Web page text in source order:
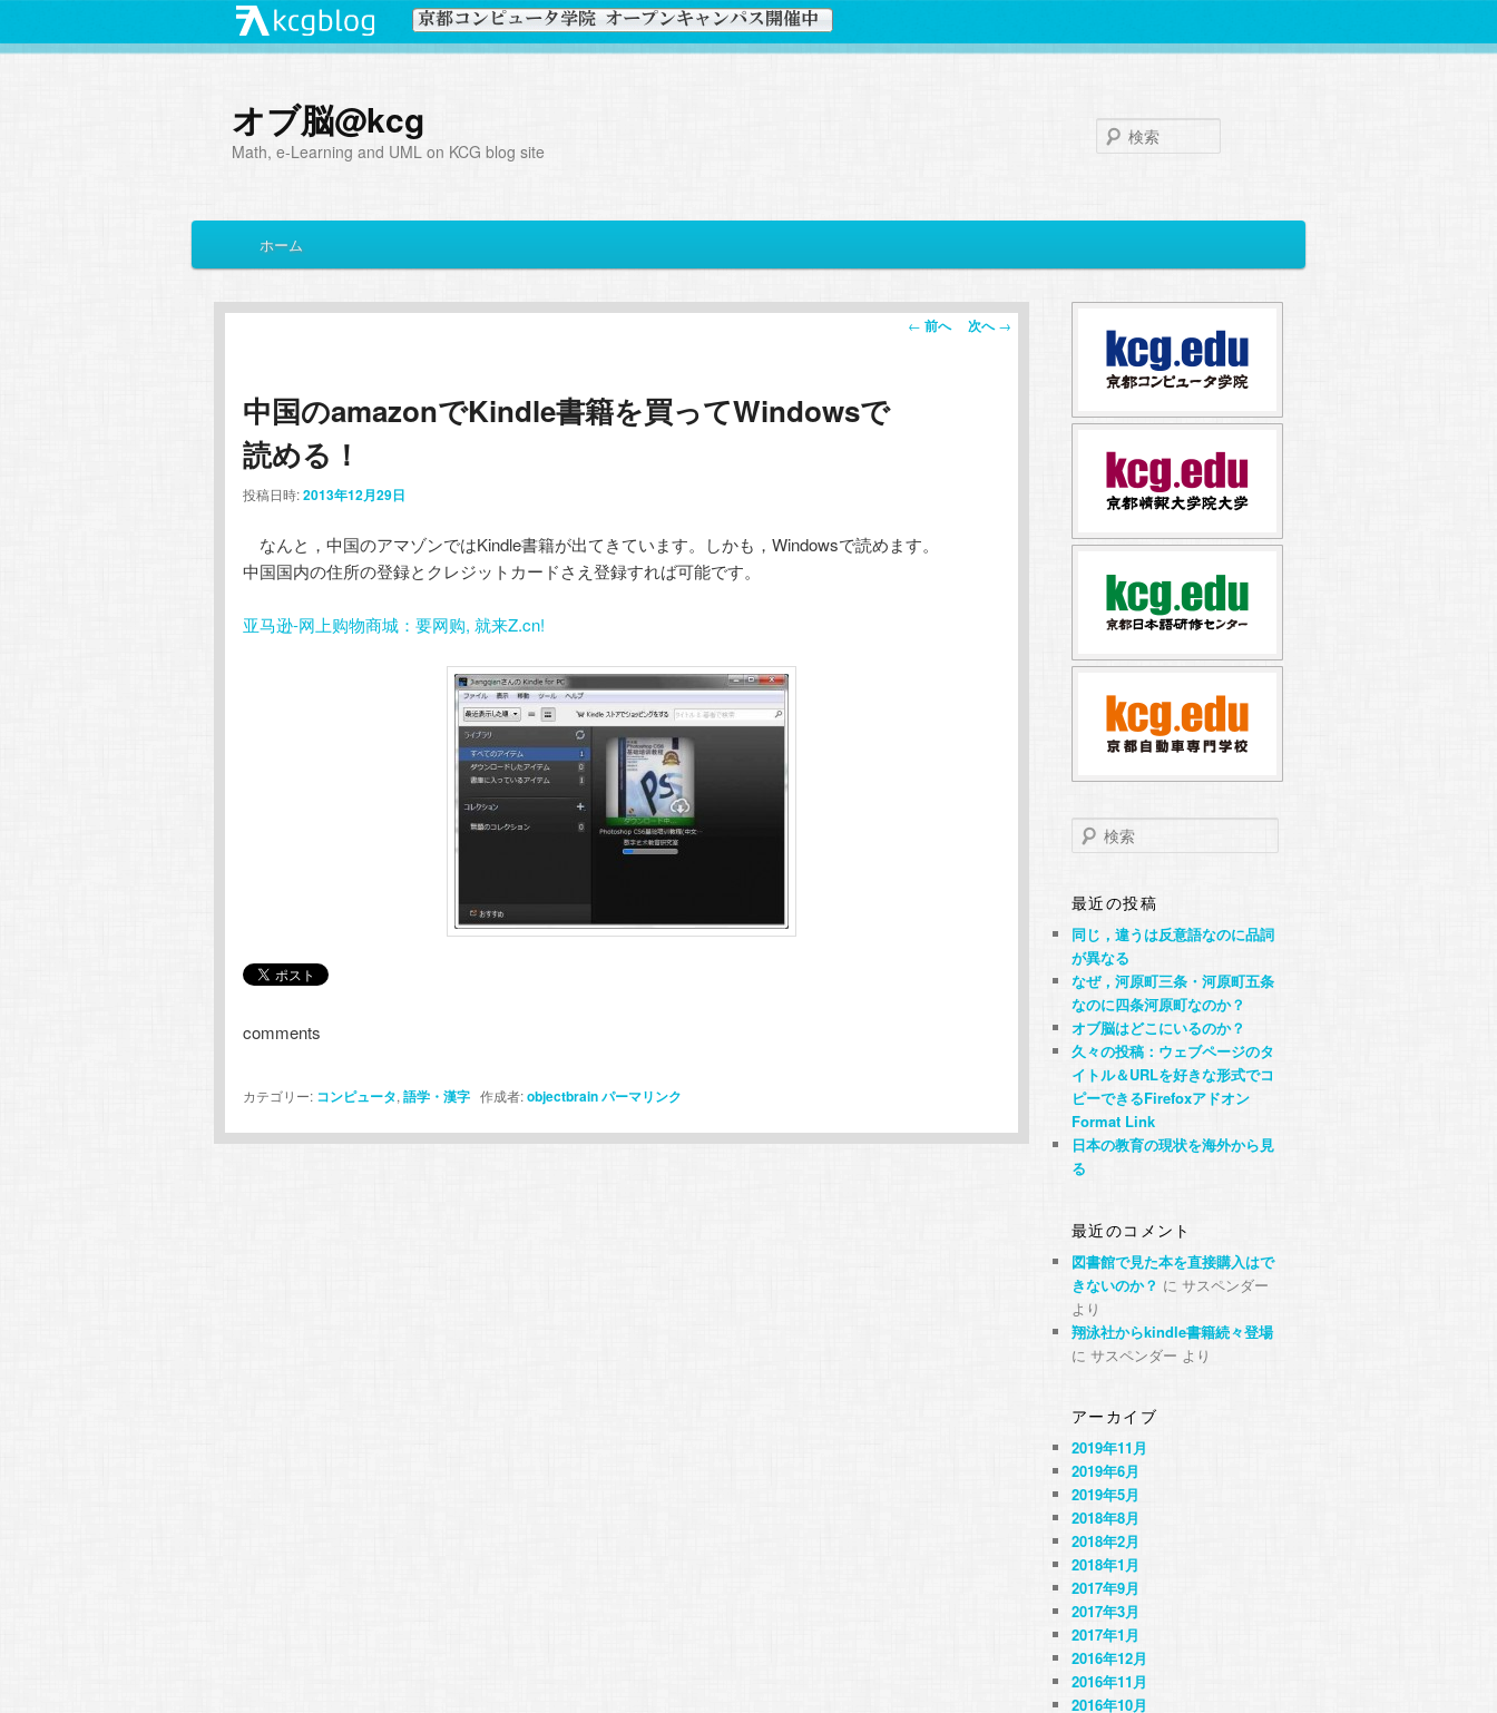
オブ脳@kcg
Math, e-Learning and UML on KCG blog site
イ
メ
イ
コ
ン
ン
ツ
サ
ブ
ン
テ
ツ
へ
ホーム
投
ン
← 前へ 次へ→
中国のamazonでKindle書籍を買ってWindowsで
読める！
投稿日時:2013年12月29日
なんと，中国のアマゾンではKindle書籍が出てきています。しかも，Windowsで読めます。
中国国内の住所の登録とクレジットカードさえ登録すれば可能です。
亚马逊-网上购物商城：要网购, 就来Z.cn!
comments
カテゴリー: コンピュータ, 語学・漢字 作成者:objectbrainパーマリンク
検
索
最近の投稿
同じ，違うは反意語なのに品詞
が異なる
なぜ，河原町三条・河原町五条
なのに四条河原町なのか？
オブ脳はどこにいるのか？
久々の投稿：ウェブページのタ
イトル＆URLを好きな形式でコ
ピーできるFirefoxアドオン
Format Link
日本の教育の現状を海外から見
る
最近のコメント
図書館で見た本を直接購入はで
きないのか？ に サスペンダー
より
翔泳社からkindle書籍続々登場
に サスペンダー より
アーカイブ
2019年11月
2019年6月
2019年5月
2018年8月
2018年2月
2018年1月
2017年9月
2017年3月
2017年1月
2016年12月
2016年11月
2016年10月